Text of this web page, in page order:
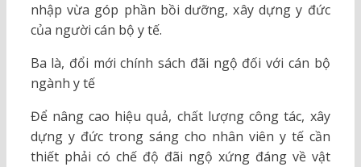
nhập vừa góp phần bồi dưỡng, xây dựng y đức
của người cán bộ y tế.
Ba là, đổi mới chính sách đãi ngộ đối với cán bộ
ngành y tế
Để nâng cao hiệu quả, chất lượng công tác, xây
dựng y đức trong sáng cho nhân viên y tế cần
thiết phải có chế độ đãi ngộ xứng đáng về vật